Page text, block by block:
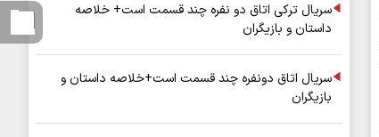
سریال ترکی اتاق دو نفره چند قسمت است+ خلاصه
داستان و بازیگران
سریال اتاق دونفره چند قسمت است+خلاصه داستان و
بازیگران